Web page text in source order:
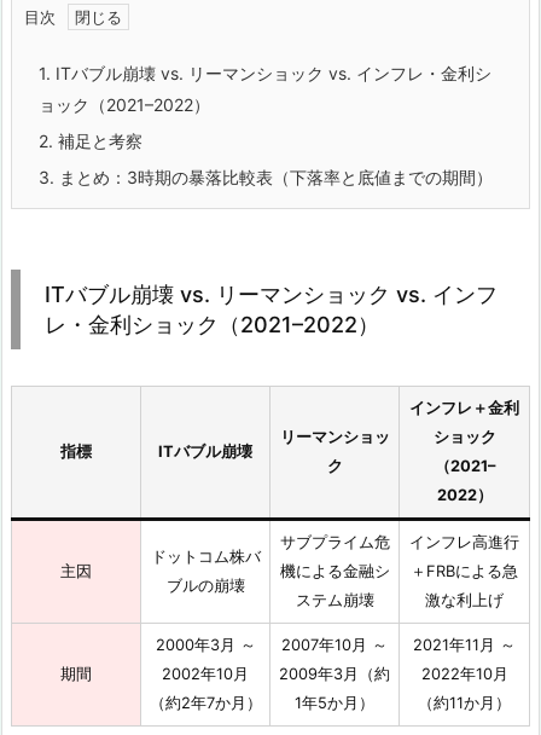
目次
1. ITバブル崩壊 vs. リーマンショック vs. インフレ・金利シ
ョック（2021–2022）
2. 補足と考察
3. まとめ：3時期の暴落比較表（下落率と底値までの期間）
ITバブル崩壊 vs. リーマンショック vs. インフ
レ・金利ショック（2021–2022）
指標 ITバブル崩壊
リーマンショッ
ク
インフレ＋金利
ショック
（2021–
2022）
主因
ドットコム株バ
ブルの崩壊
サブプライム危
機による金融シ
ステム崩壊
インフレ高進行
＋FRBによる急
激な利上げ
期間
2000年3月 ～
2002年10月
（約2年7か月）
2007年10月 ～
2009年3月（約
1年5か月）
2021年11月 ～
2022年10月
（約11か月）